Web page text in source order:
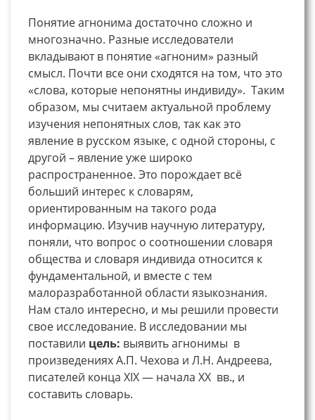
Понятие агнонима достаточно сложно и
многозначно. Разные исследователи
вкладывают в понятие «агноним» разный
смысл. Почти все они сходятся на том, что это
«слова, которые непонятны индивиду». Таким
образом, мы считаем актуальной проблему
изучения непонятных слов, так как это
явление в русском языке, с одной стороны, с
другой – явление уже широко
распространенное. Это порождает всё
больший интерес к словарям,
ориентированным на такого рода
информацию. Изучив научную литературу,
поняли, что вопрос о соотношении словаря
общества и словаря индивида относится к
фундаментальной, и вместе с тем
малоразработанной области языкознания.
Нам стало интересно, и мы решили провести
свое исследование. В исследовании мы
поставили цель: выявить агнонимы в
произведениях А.П. Чехова и Л.Н. Андреева,
писателей конца XIX — начала XX вв., и
составить словарь.